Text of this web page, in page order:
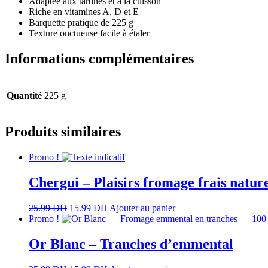
Riche en vitamines A, D et E
Barquette pratique de 225 g
Texture onctueuse facile à étaler
Informations complémentaires
Quantité 225 g
Produits similaires
Promo !
Chergui – Plaisirs fromage frais
25.99DH 15.99 DH Ajouter au panier
Promo !
Or Blanc – Tranches d’emmental